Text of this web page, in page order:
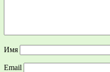
Имя
Email